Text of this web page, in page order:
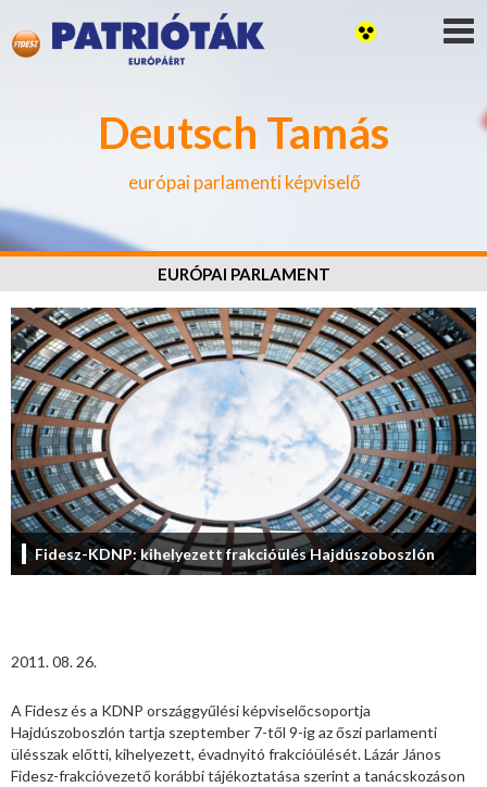
Deutsch Tamás
európai parlamenti képviselő
EURÓPAI PARLAMENT
Fidesz-KDNP: kihelyezett frakcióülés Hajdúszoboszlón
2011. 08. 26.
A Fidesz és a KDNP országgyűlési képviselőcsoportja
Hajdúszoboszlón tartja szeptember 7-től 9-ig az őszi parlamenti
ülésszak előtti, kihelyezett, évadnyitó frakcióülését. Lázár János
Fidesz-frakcióvezető korábbi tájékoztatása szerint a tanácskozáson